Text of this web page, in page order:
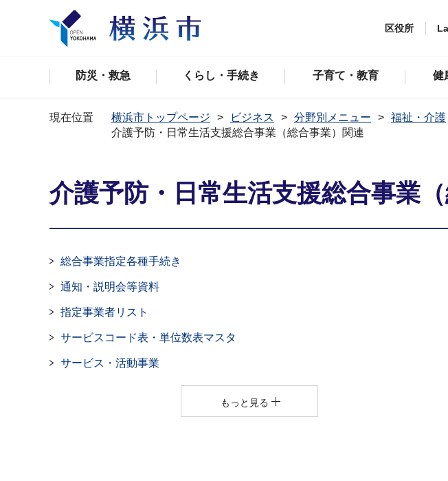
区役所
防災・救急 くらし・手続き 子育て・教育 健
現在位置 横浜市トップページ ビジネス 分野別メニュー 福祉・介護
介護予防・日常生活支援総合事業（総合事業）関連
介護予防・日常生活支援総合事業
総合事業指定各種手続き
通知・説明会等資料
指定事業者リスト
サービスコード表・単位数表マスタ
サービス・活動事業
もっと見る